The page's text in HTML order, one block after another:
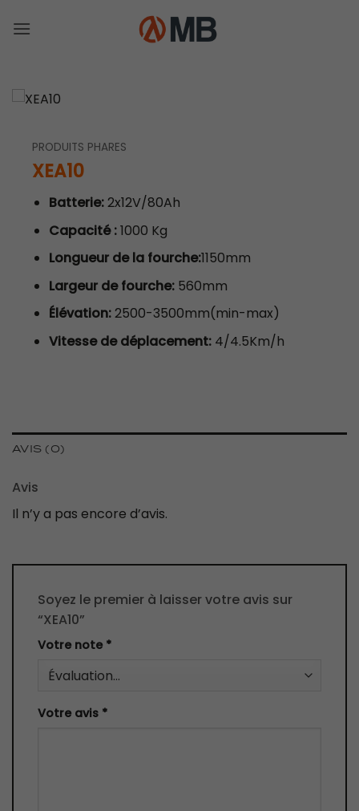
au
PRODUITS PHARES
XEA10
Batterie:2x12V/80Ah
Capacité :1000 Kg
Longueur de la fourche:1150mm
Largeur de fourche: 560mm
Élévation:2500-3500mm(min-max)
Vitesse de déplacement:4/4.5Km/h
AVIS (0)
Avis
Il n’y a pas encore d’avis.
Soyez le premier à laisser votre avis sur
“XEA10”
Votre note *
Votre avis *